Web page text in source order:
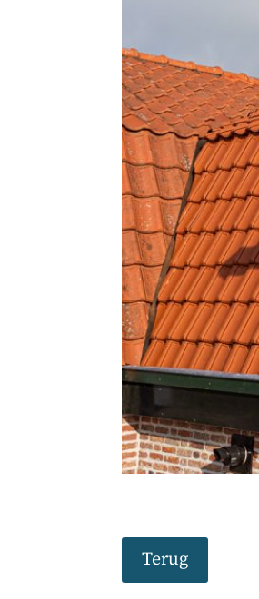
Terug